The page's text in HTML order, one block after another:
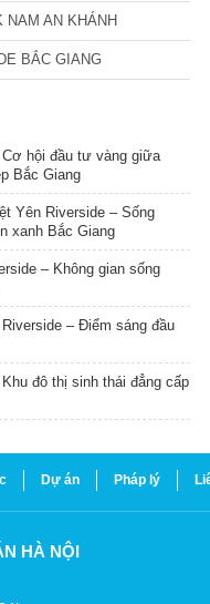
NAM AN KHÁNH
BẮC GIANG
hội đầu tư vàng giữa
Bắc Giang
Yên Riverside – Sống
xanh Bắc Giang
– Không gian sống
– Điểm sáng đầu
đô thị sinh thái đẳng cấp
Dự án Pháp lý
HÀ NỘI